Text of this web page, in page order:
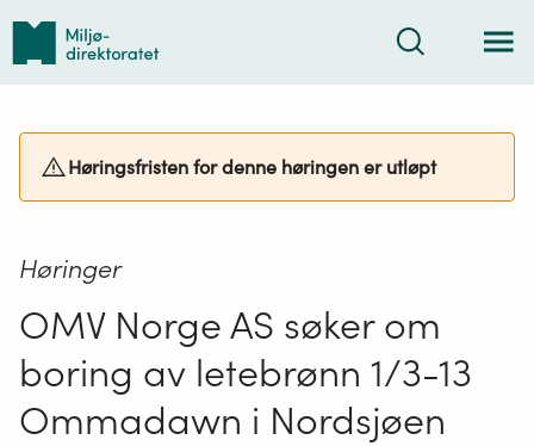
Tilbake
forsiden
Søk
Høringsfristen for denne høringen er utløpt
Høringer
OMV Norge AS søker om
boring av letebrønn 1/3-13
Ommadawn i Nordsjøen